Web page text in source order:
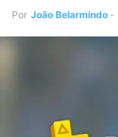
Por João Belarmindo -